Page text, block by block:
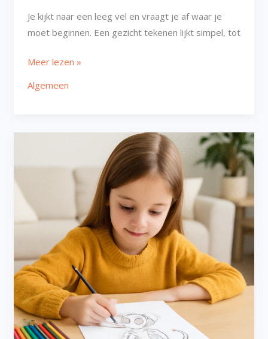
Je kijkt naar een leeg vel en vraagt je af waar je
moet beginnen. Een gezicht tekenen lijkt simpel, tot
Meer lezen »
Algemeen